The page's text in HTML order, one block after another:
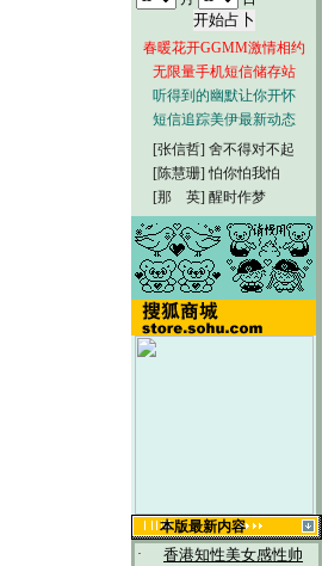
春暖花开GGMM激情相约
无限量手机短信储存站
听得到的幽默让你开怀
短信追踪美伊最新动态
[张信哲] 舍不得对不起
[陈慧珊] 怕你怕我怕
[那 英] 醒时作梦
本版最新内容
·
香港知性美女感性帅